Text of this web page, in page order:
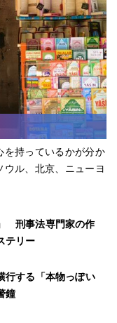
を持っているかが分か
ウル、北京、ニューヨ
刑事法専門家の作
テリー
行する「本物っぽい
鐘